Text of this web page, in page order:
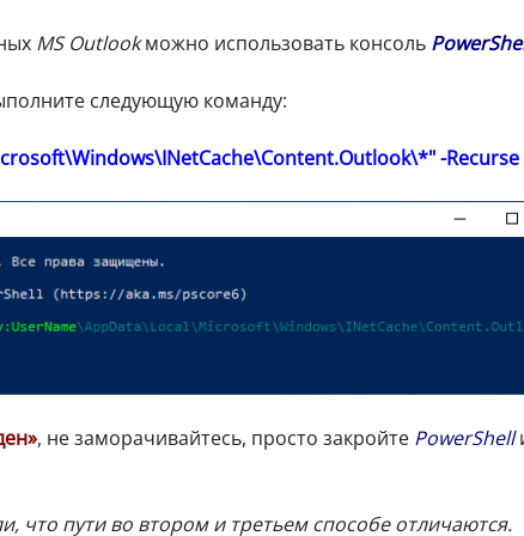
MS Outlookможно использовать консоль
следующую команду:
-Recurse
, не заморачивайтесь, просто закройте PowerShell
что пути во втором и третьем способе отличаются.